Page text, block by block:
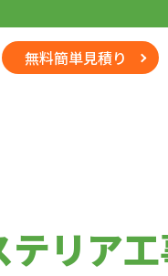
無料簡単見積り
リア